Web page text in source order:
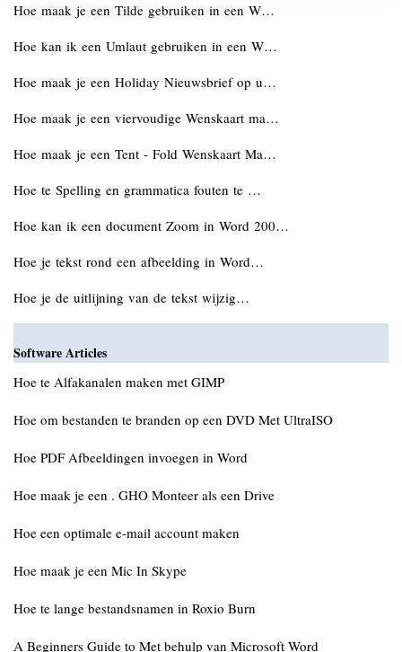
Hoe maak je een Tilde gebruiken in een W…
Hoe kan ik een Umlaut gebruiken in een W…
Hoe maak je een Holiday Nieuwsbrief op u…
Hoe maak je een viervoudige Wenskaart ma…
Hoe maak je een Tent - Fold Wenskaart Ma…
Hoe te Spelling en grammatica fouten te …
Hoe kan ik een document Zoom in Word 200…
Hoe je tekst rond een afbeelding in Word…
Hoe je de uitlijning van de tekst wijzig…
Software Articles
Hoe te Alfakanalen maken met GIMP
Hoe om bestanden te branden op een DVD Met UltraISO
Hoe PDF Afbeeldingen invoegen in Word
Hoe maak je een . GHO Monteer als een Drive
Hoe een optimale e-mail account maken
Hoe maak je een Mic In Skype
Hoe te lange bestandsnamen in Roxio Burn
A Beginners Guide to Met behulp van Microsoft Word